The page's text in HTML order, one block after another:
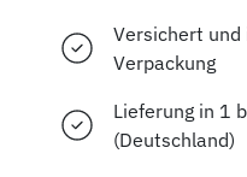
Versichert
Verpackung
Lieferung in 1
(Deutschland)